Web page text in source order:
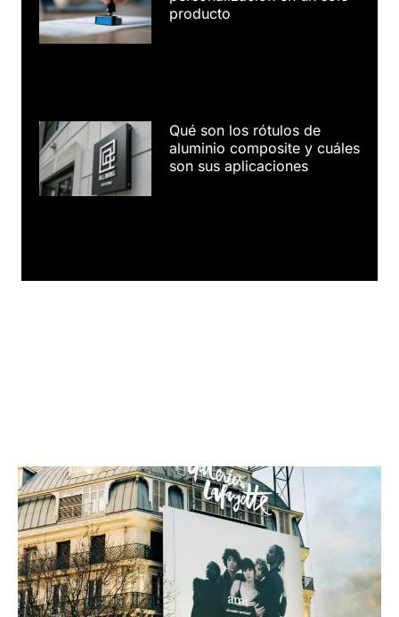
producto
Qué son los rótulos de
aluminio composite y cuáles
son sus aplicaciones